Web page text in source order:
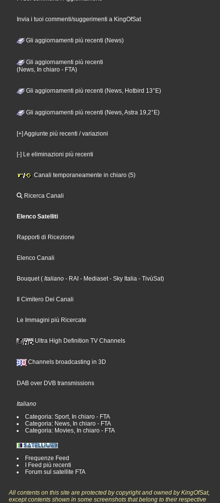
Invia i tuoi commenti/suggerimenti a KingOfSat
Gli aggiornamenti più recenti (News)
Gli aggiornamenti più recenti
(News, In chiaro - FTA)
Gli aggiornamenti più recenti (News, Hotbird 13°E)
Gli aggiornamenti più recenti (News, Astra 19,2°E)
[+] Aggiunte più recenti / variazioni
[-] Le eliminazioni più recenti
Canali temporaneamente in chiaro (5)
Ricerca Canali
Elenco Satelliti
Rapporti di Ricezione
Elenco Canali
Bouquet( Italiano - RAI - Mediaset- Sky Italia - TivùSat)
Il Cimitero Dei Canali
Le Immagini più Ricercate
Ultra High Definition TV Channels
Channels broadcasting in 3D
DAB over DVB transmissions
Italiano
Categoria: Sport, In chiaro - FTA
Categoria: News, In chiaro - FTA
Categoria: Movies, In chiaro - FTA
Frequenze Feed
I Feed più recenti
Forum sul satellite FTA
All contents on this site are protected by copyright and owned by KingOfSat,
except contents shown in some screenshots that belong to their respective